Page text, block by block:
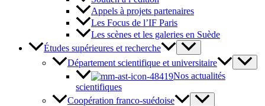
Appels à projets partenaires
Les Focus de l’IF Paris
Les scènes et les galeries en Suède
Études supérieures et recherche
Département scientifique et universitaire
Nos actualités
scientifiques
Coopération franco-suédoise